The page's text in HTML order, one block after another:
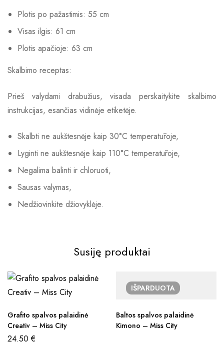
Plotis po pažastimis: 55 cm
Visas ilgis: 61 cm
Plotis apačioje: 63 cm
Skalbimo receptas:
Prieš valydami drabužius, visada perskaitykite skalbimo
instrukcijas, esančias vidinėje etiketėje.
Skalbti ne aukštesnėje kaip 30°C temperatūroje,
Lyginti ne aukštesnėje kaip 110°C temperatūroje,
Negalima balinti ir chloruoti,
Sausas valymas,
Nedžiovinkite džiovyklėje.
Susiję produktai
Grafito spalvos palaidinė
Creativ – Miss City
24.50€
IŠPARDUOTA
Baltos spalvos palaidinė
Kimono – Miss City